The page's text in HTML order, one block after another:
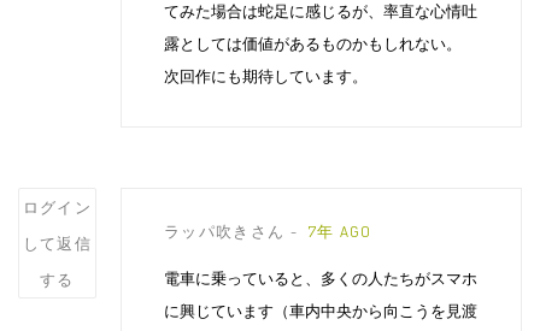
てみた場合は蛇足に感じるが、率直な心情吐
露としては価値があるものかもしれない。
次回作にも期待しています。
Post
comment
ログイン
して返信
する
ラッパ吹きさん 7年 AGO
電車に乗っていると、多くの人たちがスマホ
に興じています（車内中央から向こうを見渡